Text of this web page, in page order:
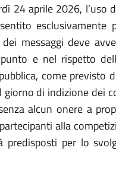
24 aprile 2026, l’uso
esclusivamente
messaggi deve
e nel rispetto
come previsto
giorno di indizione dei
alcun onere a
alla
per lo